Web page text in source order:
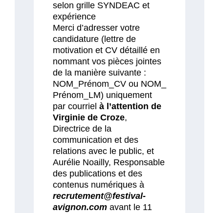
selon grille SYNDEAC et
expérience
Merci d’adresser votre
candidature (lettre de
motivation et CV détaillé en
nommant vos pièces jointes
de la manière suivante :
NOM_Prénom_CV ou NOM_
Prénom_LM) uniquement
par courriel à l’attention de
Virginie de Croze,
Directrice de la
communication et des
relations avec le public, et
Aurélie Noailly, Responsable
des publications et des
contenus numériques à
recrutement@festival-
avignon.comavant le 11